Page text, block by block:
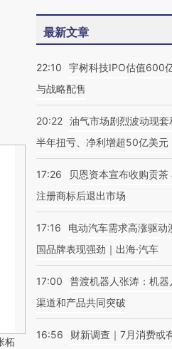
柘
最新文章
22:10
宇树科技IPO估值600
与战略配售
20:22 油气市场剧烈波动现套
半年扭亏、净利增超50亿美元
17:26
贝恩资本宣布收购贡
注册商标后退出市场
17:16
电动汽车需求高涨驱动
国品牌表现强劲｜出海·汽车
17:00
普渡机器人张涛：机器
渠道和产品共同突破
16:56
财新调查｜7月消费或